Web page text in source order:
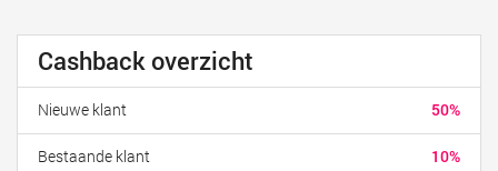
Cashback overzicht
50%
Nieuwe klant
10%
Bestaande klant